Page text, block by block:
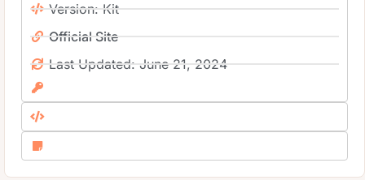
Version: Kit
Official Site
Last Updated: June 21, 2024